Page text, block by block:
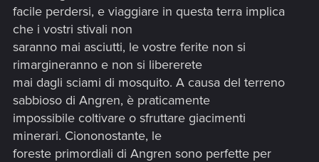
facile perdersi, e viaggiare in questa terra implica
che i vostri stivali non
saranno mai asciutti, le vostre ferite non si
rimargineranno e non si libererete
mai dagli sciami di mosquito. A causa del terreno
sabbioso di Angren, è praticamente
impossibile coltivare o sfruttare giacimenti
minerari. Ciononostante, le
foreste primordiali di Angren sono perfette per